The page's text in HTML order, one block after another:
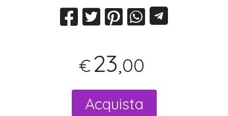
€23,00
Acquista